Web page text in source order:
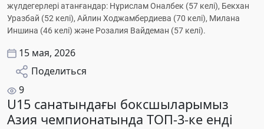
жүлдегерлері атанғандар: Нұрислам Оналбек (57 келі), Бекхан
Уразбай (52 келі), Айлин Ходжамбердиева (70 келі), Милана
Иншина (46 келі) және Розалия Вайдеман (57 келі).
15 мая, 2026
Поделиться
9
U15 санатындағы боксшыларымыз
Азия чемпионатында ТОП-3-ке енді